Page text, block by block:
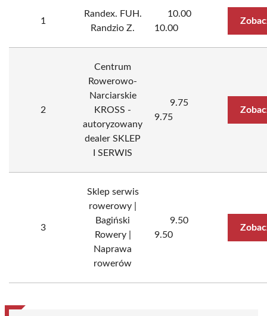
1
Randex. FUH.
Randzio Z.
10.00
10.00
2
Centrum
Rowerowo-
Narciarskie
KROSS -
autoryzowany
dealer SKLEP
I SERWIS
9.75
9.75
3
Sklep serwis
rowerowy |
Bagiński
Rowery |
Naprawa
rowerów
9.50
9.50